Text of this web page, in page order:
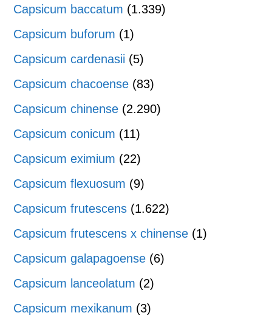
Capsicum baccatum (1.339)
Capsicum buforum (1)
Capsicum cardenasii (5)
Capsicum chacoense (83)
Capsicum chinense (2.290)
Capsicum conicum (11)
Capsicum eximium (22)
Capsicum flexuosum (9)
Capsicum frutescens (1.622)
Capsicum frutescens x chinense (1)
Capsicum galapagoense (6)
Capsicum lanceolatum (2)
Capsicum mexikanum (3)